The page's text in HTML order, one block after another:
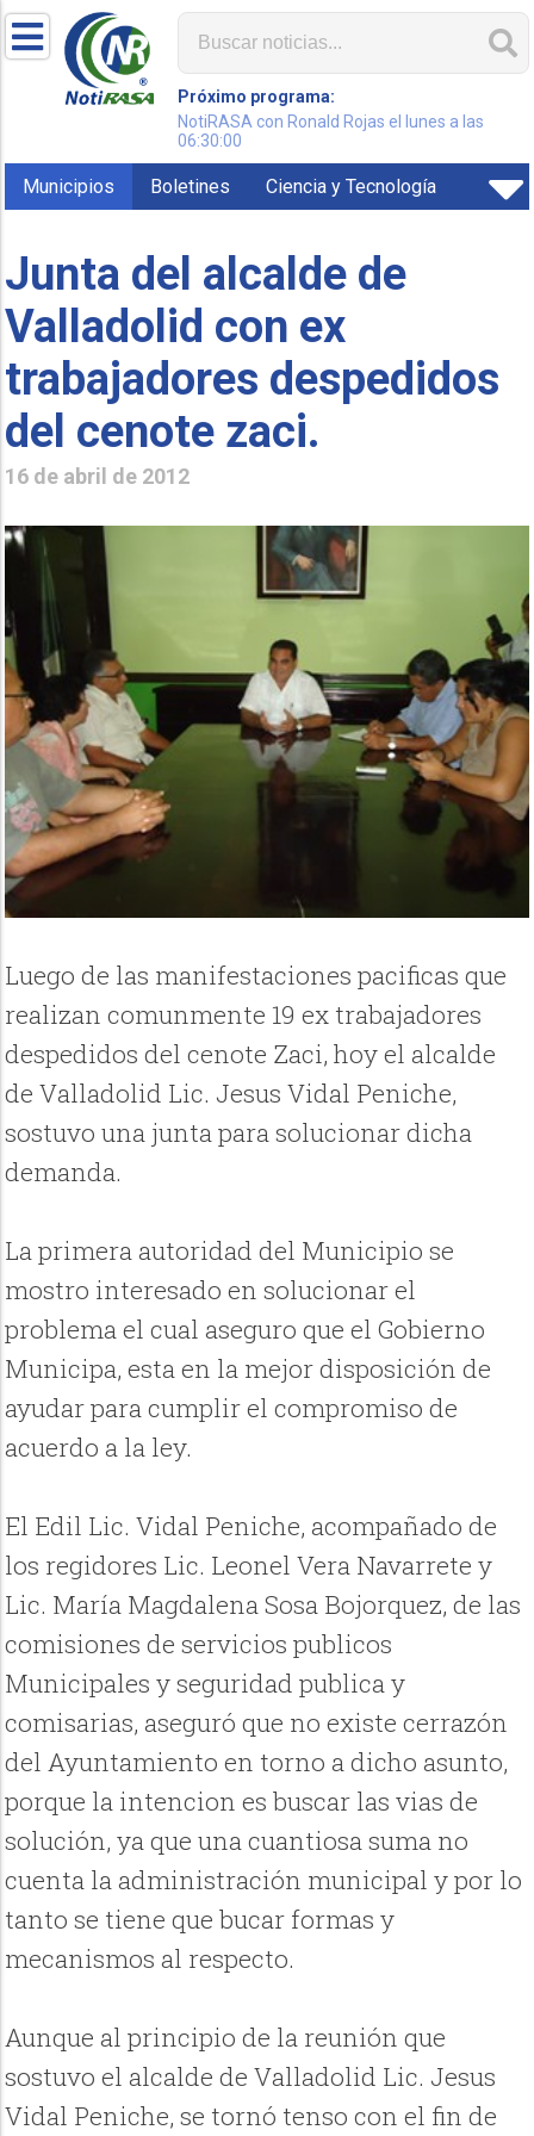
Próximo programa:
NotiRASA con Ronald Rojas el lunes a las
06:30:00
Municipios Boletines Ciencia y Tecnología
Junta del alcalde de
Valladolid con ex
trabajadores despedidos
del cenote zaci.
16 de abril de 2012
Luego de las manifestaciones pacificas que
realizan comunmente 19 ex trabajadores
despedidos del cenote Zaci, hoy el alcalde
de Valladolid Lic. Jesus Vidal Peniche,
sostuvo una junta para solucionar dicha
demanda.
La primera autoridad del Municipio se
mostro interesado en solucionar el
problema el cual aseguro que el Gobierno
Municipa, esta en la mejor disposición de
ayudar para cumplir el compromiso de
acuerdo a la ley.
El Edil Lic. Vidal Peniche, acompañado de
los regidores Lic. Leonel Vera Navarrete y
Lic. María Magdalena Sosa Bojorquez, de las
comisiones de servicios publicos
Municipales y seguridad publica y
comisarias, aseguró que no existe cerrazón
del Ayuntamiento en torno a dicho asunto,
porque la intencion es buscar las vias de
solución, ya que una cuantiosa suma no
cuenta la administración municipal y por lo
tanto se tiene que bucar formas y
mecanismos al respecto.
Aunque al principio de la reunión que
sostuvo el alcalde de Valladolid Lic. Jesus
Vidal Peniche, se tornó tenso con el fin de